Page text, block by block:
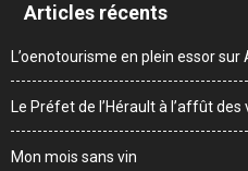
Articles récents
L’oenotourisme en plein essor sur
Le Préfet de l’Hérault à l’affût
Mon mois sans vin